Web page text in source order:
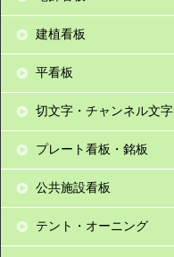
建植看板
平看板
切文字・チャンネル文字
プレート看板・銘板
公共施設看板
テント・オーニング